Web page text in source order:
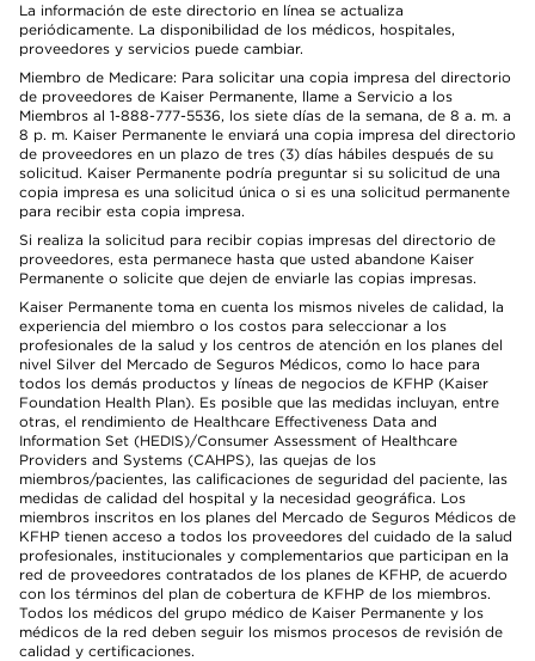
La información de este directorio en línea se actualiza
periódicamente. La disponibilidad de los médicos, hospitales,
proveedores y servicios puede cambiar.
Miembro de Medicare: Para solicitar una copia impresa del directorio
de proveedores de Kaiser Permanente, llame a Servicio a los
Miembros al 1-888-777-5536, los siete días de la semana, de 8 a. m. a
8 p. m. Kaiser Permanente le enviará una copia impresa del directorio
de proveedores en un plazo de tres (3) días hábiles después de su
solicitud. Kaiser Permanente podría preguntar si su solicitud de una
copia impresa es una solicitud única o si es una solicitud permanente
para recibir esta copia impresa.
Si realiza la solicitud para recibir copias impresas del directorio de
proveedores, esta permanece hasta que usted abandone Kaiser
Permanente o solicite que dejen de enviarle las copias impresas.
Kaiser Permanente toma en cuenta los mismos niveles de calidad, la
experiencia del miembro o los costos para seleccionar a los
profesionales de la salud y los centros de atención en los planes del
nivel Silver del Mercado de Seguros Médicos, como lo hace para
todos los demás productos y líneas de negocios de KFHP (Kaiser
Foundation Health Plan). Es posible que las medidas incluyan, entre
otras, el rendimiento de Healthcare Effectiveness Data and
Information Set (HEDIS)/Consumer Assessment of Healthcare
Providers and Systems (CAHPS), las quejas de los
miembros/pacientes, las calificaciones de seguridad del paciente, las
medidas de calidad del hospital y la necesidad geográfica. Los
miembros inscritos en los planes del Mercado de Seguros Médicos de
KFHP tienen acceso a todos los proveedores del cuidado de la salud
profesionales, institucionales y complementarios que participan en la
red de proveedores contratados de los planes de KFHP, de acuerdo
con los términos del plan de cobertura de KFHP de los miembros.
Todos los médicos del grupo médico de Kaiser Permanente y los
médicos de la red deben seguir los mismos procesos de revisión de
calidad y certificaciones.